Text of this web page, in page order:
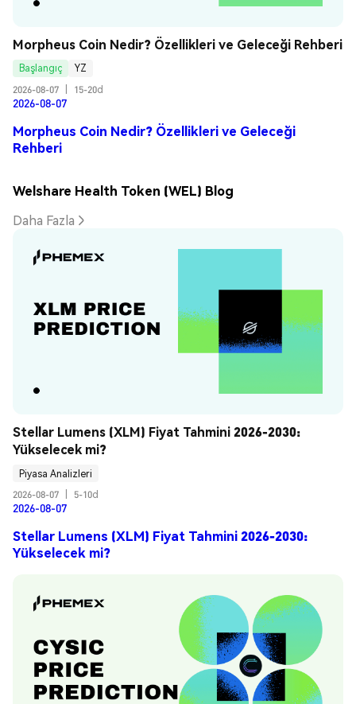
Morpheus Coin Nedir? Özellikleri ve Geleceği Rehberi
Başlangıç
YZ
2026-08-07
15-20d
2026-08-07
Morpheus Coin Nedir? Özellikleri ve Geleceği
Rehberi
Welshare Health Token (WEL) Blog
Daha Fazla
Stellar Lumens (XLM) Fiyat Tahmini 2026-2030:
Yükselecek mi?
Piyasa Analizleri
2026-08-07
5-10d
2026-08-07
Stellar Lumens (XLM) Fiyat Tahmini 2026-2030:
Yükselecek mi?